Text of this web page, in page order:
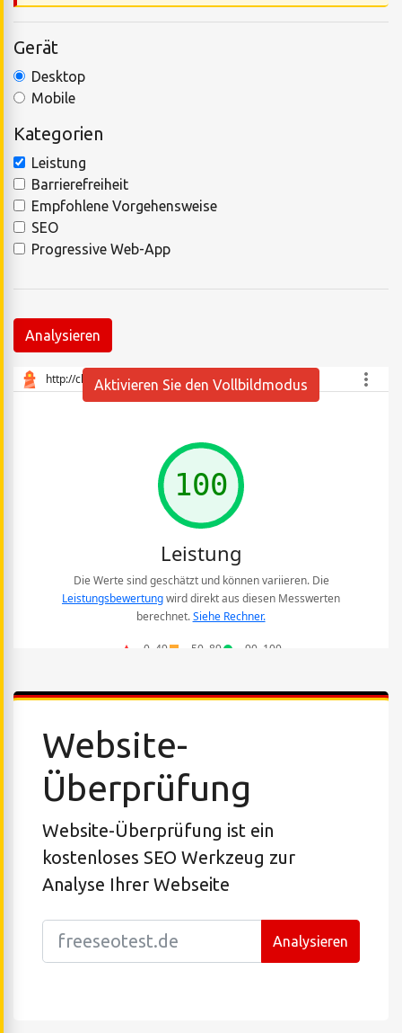
Gerät
Desktop
Mobile
Kategorien
Leistung
Barrierefreiheit
Empfohlene Vorgehensweise
SEO
Progressive Web-App
Analysieren
Aktivieren Sie den Vollbildmodus
Website-
Überprüfung
Website-Überprüfung ist ein
kostenloses SEO Werkzeug zur
Analyse Ihrer Webseite
Analysieren